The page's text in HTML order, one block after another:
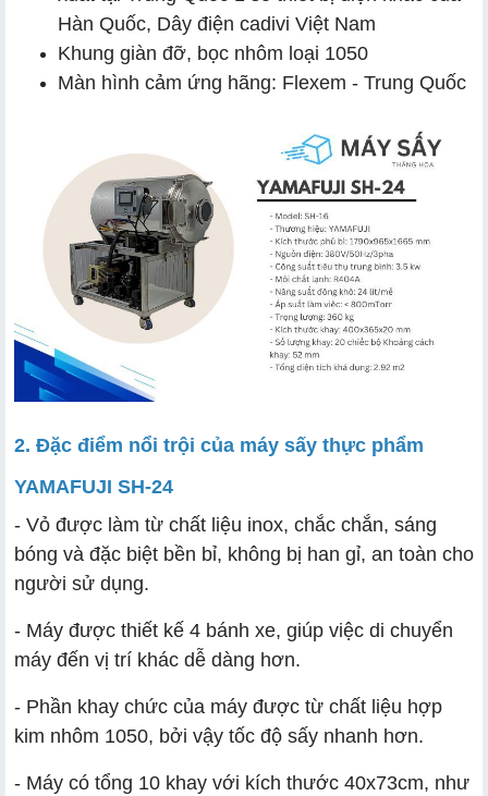
Hàn Quốc, Dây điện cadivi Việt Nam
Khung giàn đỡ, bọc nhôm loại 1050
Màn hình cảm ứng hãng: Flexem - Trung Quốc
2. Đặc điểm nổi trội của máy sấy thực phẩm
YAMAFUJI SH-24
- Vỏ được làm từ chất liệu inox, chắc chắn, sáng
bóng và đặc biệt bền bỉ, không bị han gỉ, an toàn cho
người sử dụng.
- Máy được thiết kế 4 bánh xe, giúp việc di chuyển
máy đến vị trí khác dễ dàng hơn.
- Phần khay chức của máy được từ chất liệu hợp
kim nhôm 1050, bởi vậy tốc độ sấy nhanh hơn.
- Máy có tổng 10 khay với kích thước 40x73cm, như